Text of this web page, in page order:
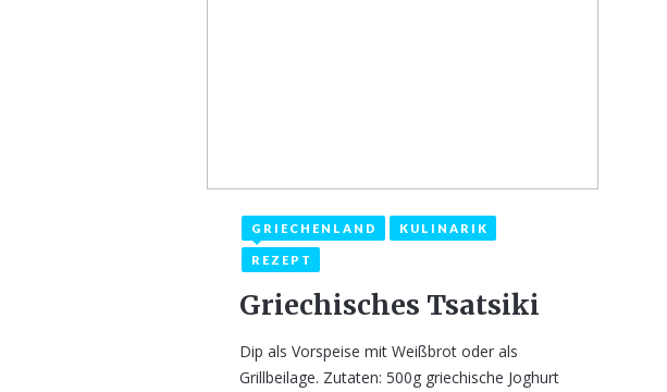
9. Januar 2022
GRIECHENLAND KULINARIK
REZEPT
Griechisches Tsatsiki
Dip als Vorspeise mit Weißbrot oder als
Grillbeilage. Zutaten: 500g griechische Joghurt